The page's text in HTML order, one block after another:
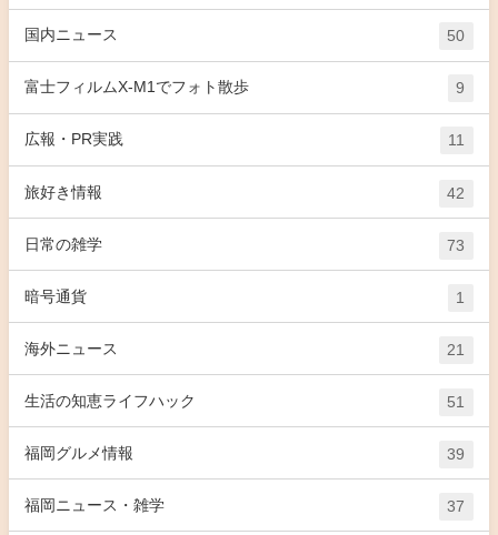
国内ニュース 50
富士フィルムX-M1でフォト散歩 9
広報・PR実践 11
旅好き情報 42
日常の雑学 73
暗号通貨 1
海外ニュース 21
生活の知恵ライフハック 51
福岡グルメ情報 39
福岡ニュース・雑学 37